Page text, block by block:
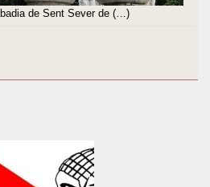
de Sent Sever de (…)